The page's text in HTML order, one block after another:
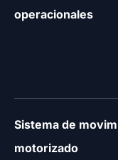
operacionales
Sistema de
motorizado